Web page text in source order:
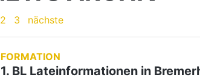
HAUPTGRUPPE
Internationale Erfolge
31.01.2022 von Lars Keller